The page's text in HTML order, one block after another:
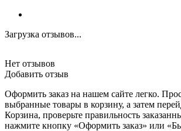
Загрузка отзывов...
Нет отзывов
Добавить отзыв
Оформить заказ на нашем сайте легко.
выбранные товары в корзину, а затем
Корзина, проверьте правильность
нажмите кнопку «Оформить заказ» или